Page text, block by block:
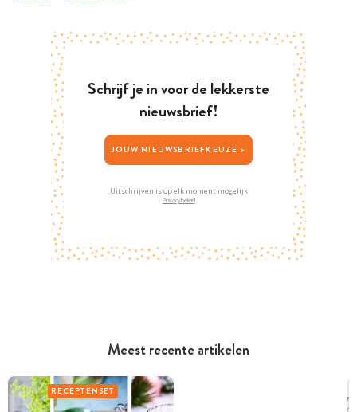
Meest recente artikelen
RECEPTENSET
Schrijf je in voor de lekkerste
nieuwsbrief!
JOUW NIEUWSBRIEFKEUZE >
Uitschrijven is op elk moment mogelijk
Privacybeleid